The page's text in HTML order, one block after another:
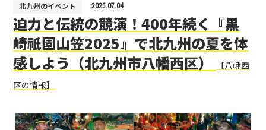
北九州のイベント 2025.07.04
迫力と伝統の競演！400年続く『黒
崎祇園山笠2025』で北九州の夏を体
感しよう（北九州市八幡西区）
【八幡西
区の情報】